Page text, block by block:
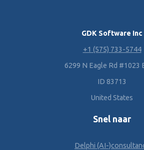
GDK Software Inc
+1 (575) 733-5744
6299 N Eagle Rd #1023
ID 83713
United States
Snel naar
Delphi (AI-